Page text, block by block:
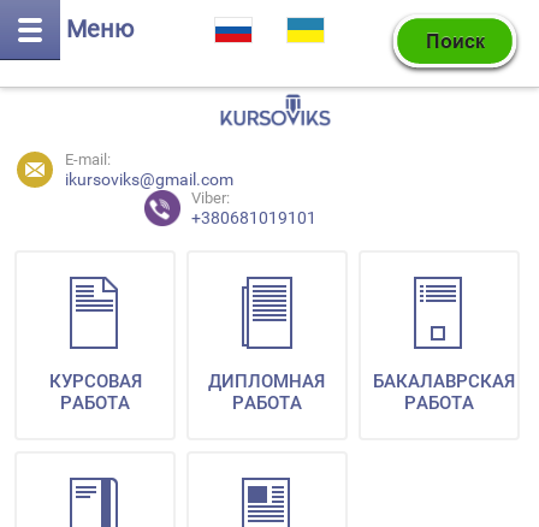
Меню
E-mail:
ikursoviks@gmail.com
Viber:
+380681019101
КУРСОВАЯ
РАБОТА
ДИПЛОМНАЯ
РАБОТА
БАКАЛАВРСКАЯ
РАБОТА